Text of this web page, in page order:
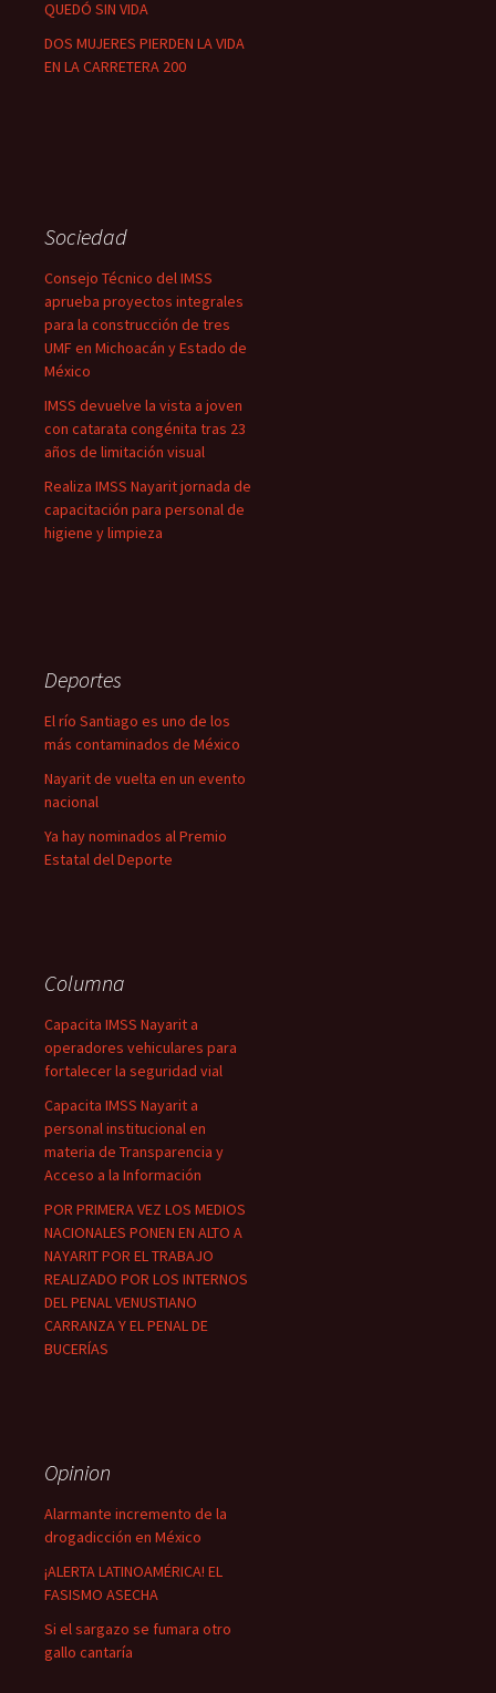
QUEDÓ SIN VIDA
DOS MUJERES PIERDEN LA VIDA
EN LA CARRETERA 200
Sociedad
Consejo Técnico del IMSS
aprueba proyectos integrales
para la construcción de tres
UMF en Michoacán y Estado de
México
IMSS devuelve la vista a joven
con catarata congénita tras 23
años de limitación visual
Realiza IMSS Nayarit jornada de
capacitación para personal de
higiene y limpieza
Deportes
El río Santiago es uno de los
más contaminados de México
Nayarit de vuelta en un evento
nacional
Ya hay nominados al Premio
Estatal del Deporte
Columna
Capacita IMSS Nayarit a
operadores vehiculares para
fortalecer la seguridad vial
Capacita IMSS Nayarit a
personal institucional en
materia de Transparencia y
Acceso a la Información
POR PRIMERA VEZ LOS MEDIOS
NACIONALES PONEN EN ALTO A
NAYARIT POR EL TRABAJO
REALIZADO POR LOS INTERNOS
DEL PENAL VENUSTIANO
CARRANZA Y EL PENAL DE
BUCERÍAS
Opinion
Alarmante incremento de la
drogadicción en México
¡ALERTA LATINOAMÉRICA! EL
FASISMO ASECHA
Si el sargazo se fumara otro
gallo cantaría